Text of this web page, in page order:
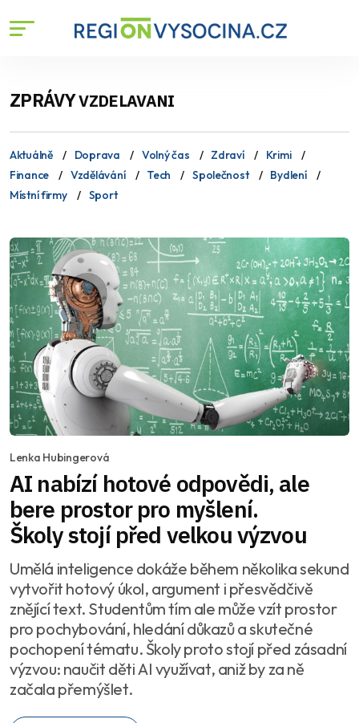
ZPRÁVYVZDELAVANI
Aktuálně Doprava Volný čas Zdraví
Krimi
Finance
Vzdělávání Tech Společnost
Bydlení
Místní firmy
Sport
Lenka Hubingerová
AI nabízí hotové odpovědi, ale
bere prostor pro myšlení.
Školy stojí před velkou výzvou
Umělá inteligence dokáže během několika sekund
vytvořit hotový úkol, argument i přesvědčivě
znějící text. Studentům tím ale může vzít prostor
pro pochybování, hledání důkazů a skutečné
pochopení tématu. Školy proto stojí před zásadní
výzvou: naučit děti AI využívat, aniž by za ně
začala přemýšlet.